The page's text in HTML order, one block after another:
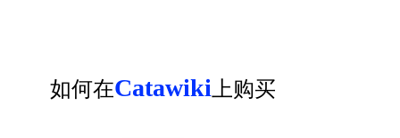
如何在Catawiki上购买